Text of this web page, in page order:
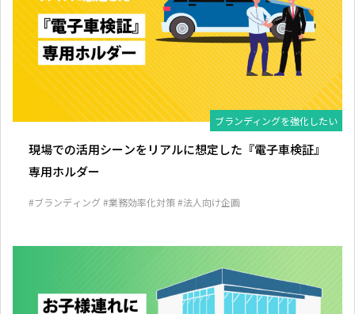
ブランディングを強化したい
現場での活用シーンをリアルに想定した『電子車検証』
専用ホルダー
#ブランディング #業務効率化対策#法人向け企画